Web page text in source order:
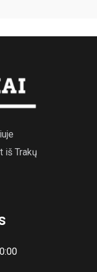
iš Trakų